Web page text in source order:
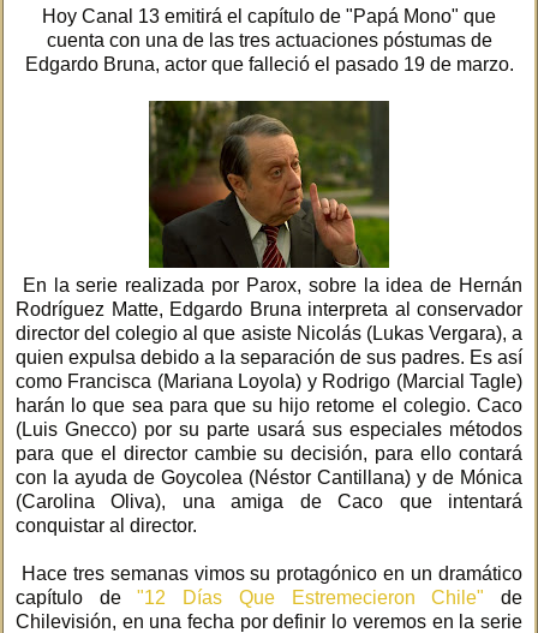
Hoy Canal 13 emitirá el capítulo de "Papá Mono" que
cuenta con una de las tres actuaciones póstumas de
Edgardo Bruna, actor que falleció el pasado 19 de marzo.
En la serie realizada por Parox, sobre la idea de Hernán
Rodríguez Matte, Edgardo Bruna interpreta al conservador
director del colegio al que asiste Nicolás (Lukas Vergara), a
quien expulsa debido a la separación de sus padres. Es así
como Francisca (Mariana Loyola) y Rodrigo (Marcial Tagle)
harán lo que sea para que su hijo retome el colegio. Caco
(Luis Gnecco) por su parte usará sus especiales métodos
para que el director cambie su decisión, para ello contará
con la ayuda de Goycolea (Néstor Cantillana) y de Mónica
(Carolina Oliva), una amiga de Caco que intentará
conquistar al director.
Hace tres semanas vimos su protagónico en un dramático
capítulo de"12 Días Que Estremecieron Chile" de
Chilevisión, en una fecha por definir lo veremos en la serie